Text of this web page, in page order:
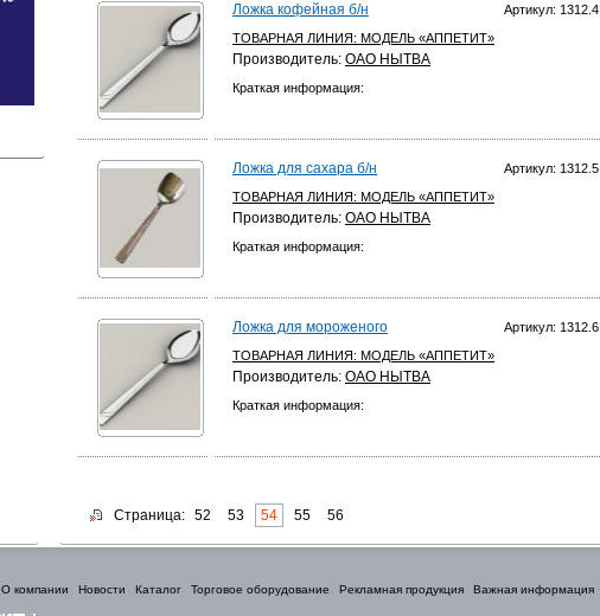
Артикул: 1312.4
Ложка кофейная б/н
ТОВАРНАЯ ЛИНИЯ: МОДЕЛЬ «АППЕТИТ»
Производитель: ОАО НЫТВА
Краткая информация:
Артикул: 1312.5
Ложка для сахара б/н
ТОВАРНАЯ ЛИНИЯ: МОДЕЛЬ «АППЕТИТ»
Производитель: ОАО НЫТВА
Краткая информация:
Артикул: 1312.6
Ложка для мороженого
ТОВАРНАЯ ЛИНИЯ: МОДЕЛЬ «АППЕТИТ»
Производитель: ОАО НЫТВА
Краткая информация:
Страница: 52 53 54 55 56
О компании Новости Каталог Торговое оборудование Рекламная продукция Важная информация